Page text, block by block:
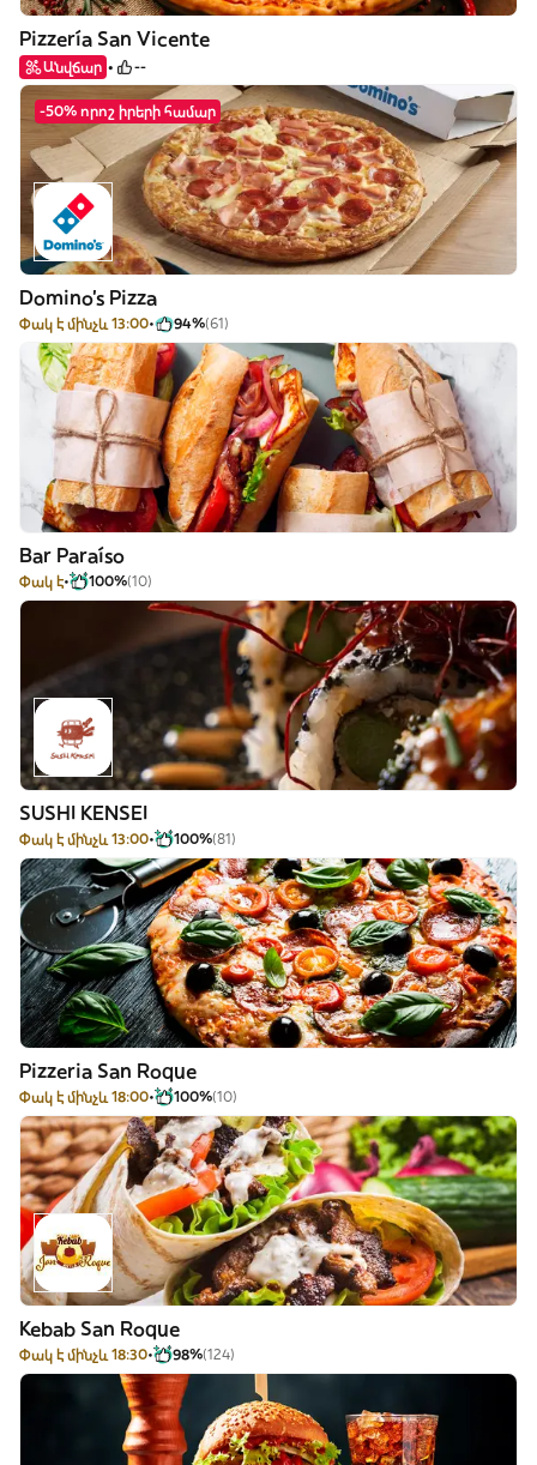
Pizzería San Vicente
Անվճար --
-50% որոշ իրերի համար
Domino's Pizza
Փակ է մինչև 13:00 94%(61)
Bar Paraíso
Փակ է 100%(10)
SUSHI KENSEI
Փակ է մինչև 13:00 100%(81)
Pizzeria San Roque
Փակ է մինչև 18:00 100%(10)
Kebab San Roque
Փակ է մինչև 18:30 98%(124)